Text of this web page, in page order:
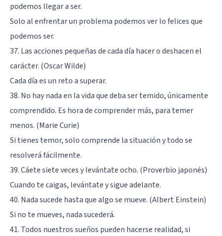
podemos llegar a ser.
Solo al enfrentar un problema podemos ver lo felices que
podemos ser.
37. Las acciones pequeñas de cada día hacer o deshacen el
carácter. (Oscar Wilde)
Cada día es un reto a superar.
38. No hay nada en la vida que deba ser temido, únicamente
comprendido. Es hora de comprender más, para temer
menos. (Marie Curie)
Si tienes temor, solo comprende la situación y todo se
resolverá fácilmente.
39. Cáete siete veces y levántate ocho. (Proverbio japonés)
Cuando te caigas, levántate y sigue adelante.
40. Nada sucede hasta que algo se mueve. (Albert Einstein)
Si no te mueves, nada sucederá.
41. Todos nuestros sueños pueden hacerse realidad, si